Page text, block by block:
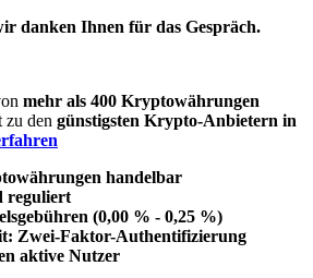
danken Ihnen für das Gespräch.
mehr als 400 Kryptowährungen
zu den günstigsten Krypto-Anbietern in
handelbar
reguliert
(0,00 % - 0,25 %)
Zwei-Faktor-Authentifizierung
aktive Nutzer